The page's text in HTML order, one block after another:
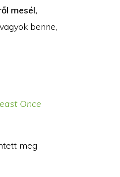
mesél,
benne,
Once
meg